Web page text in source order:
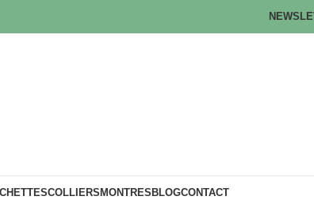
COLLIERS MONTRES BLOGCONTACT